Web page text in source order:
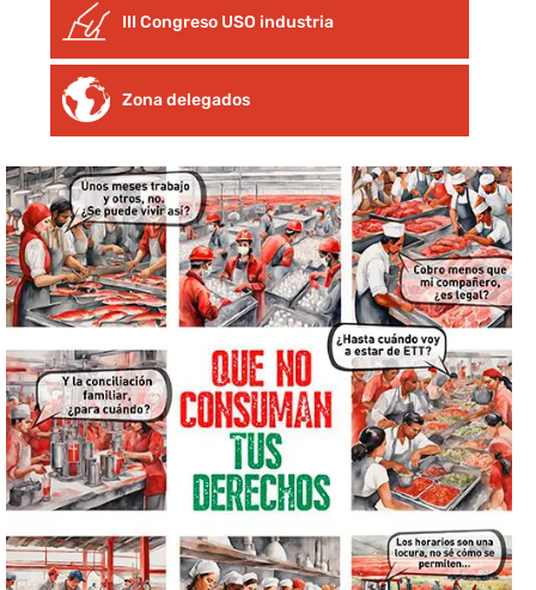
III Congreso USO industria
Zona delegados